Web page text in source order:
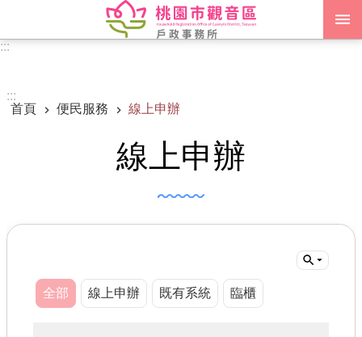
跳到主要內容區塊
業務資訊
機關通訊錄
:::
:::
首頁
便民服務 線上申辦
線上申辦
全部 線上申辦 既有系統 臨櫃